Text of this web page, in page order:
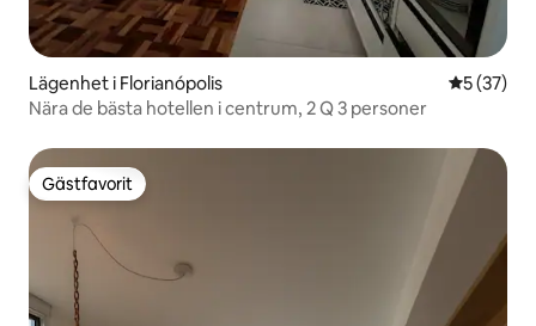
Lägenhet i Florianópolis 5 av 5 i
5 (37)
Nära de bästa hotellen i centrum, 2 Q 3 personer
Gästfavorit
Gästfavorit